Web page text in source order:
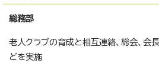
総務部
老人クラブの育成と相互連絡、総会、会
どを実施